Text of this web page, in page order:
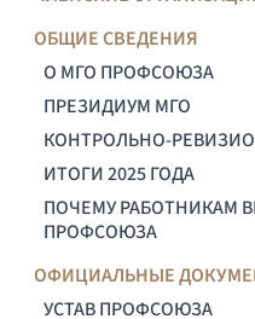
ОБЩИЕ СВЕДЕНИЯ
О МГО ПРОФСОЮЗА
ПРЕЗИДИУМ МГО
КОНТРОЛЬНО-
ИТОГИ 2025 ГОДА
ПОЧЕМУ РАБОТНИКАМ
ПРОФСОЮЗА
ОФИЦИАЛЬНЫЕ
УСТАВ ПРОФСОЮЗА